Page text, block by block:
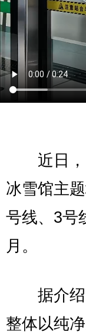
近日，
冰雪馆主
号线、3号
月。
据介绍
整体以纯